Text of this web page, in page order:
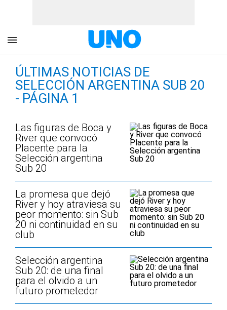
ÚLTIMAS NOTICIAS DE
SELECCIÓN ARGENTINA SUB 20
- PÁGINA 1
Las figuras de Boca y
River que convocó
Placente para la
Selección argentina
Sub 20
La promesa que dejó
River y hoy atraviesa su
peor momento: sin Sub
20 ni continuidad en su
club
Selección argentina
Sub 20: de una final
para el olvido a un
futuro prometedor